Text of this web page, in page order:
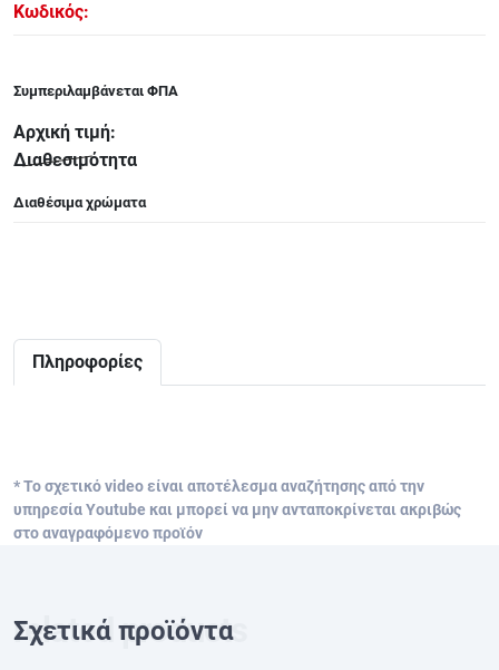
Κωδικός:
Συμπεριλαμβάνεται ΦΠΑ
Αρχική τιμή:
Διαθεσιμότητα
Διαθέσιμα χρώματα
Πληροφορίες
* Το σχετικό video είναι αποτέλεσμα αναζήτησης από την
υπηρεσία Youtube και μπορεί να μην ανταποκρίνεται ακριβώς
στο αναγραφόμενο προϊόν
Σχετικά προϊόντα
ΤΕΤΡΑΔΙΑ-DVD-CD